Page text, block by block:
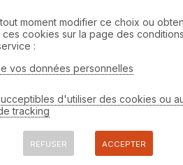
- Le COURVAL ou Le
Pédestre 10 km 170 m
au milieu du Pays Caux Vallée
au départ de Sainte Gertrude
tout pres de l'Eglise). Départ :
Maulévrier Ste Gertrude
loisir/le-val-godard/ »
moment modifier ce choix ou
ces cookies sur la page des
:
vos données personnelles
d'utiliser des cookies ou
tracking
REFUSER ACCEPTER